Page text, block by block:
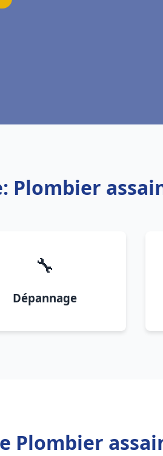
Plombier
🔧
Dépannage
Plombier